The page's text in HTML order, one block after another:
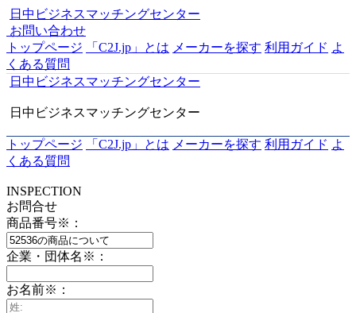
日中ビジネスマッチングセンター
お問い合わせ
トップページ
「C2J.jp」とは メーカーを探す 利用ガイド よ
くある質問
日中ビジネスマッチングセンター
日中ビジネスマッチングセンター
トップページ 「C2J.jp」とは メーカーを探す 利用ガイド よ
くある質問
INSPECTION
お問合せ
商品番号※ ：
企業・団体名 ※ ：
お名前※ ：